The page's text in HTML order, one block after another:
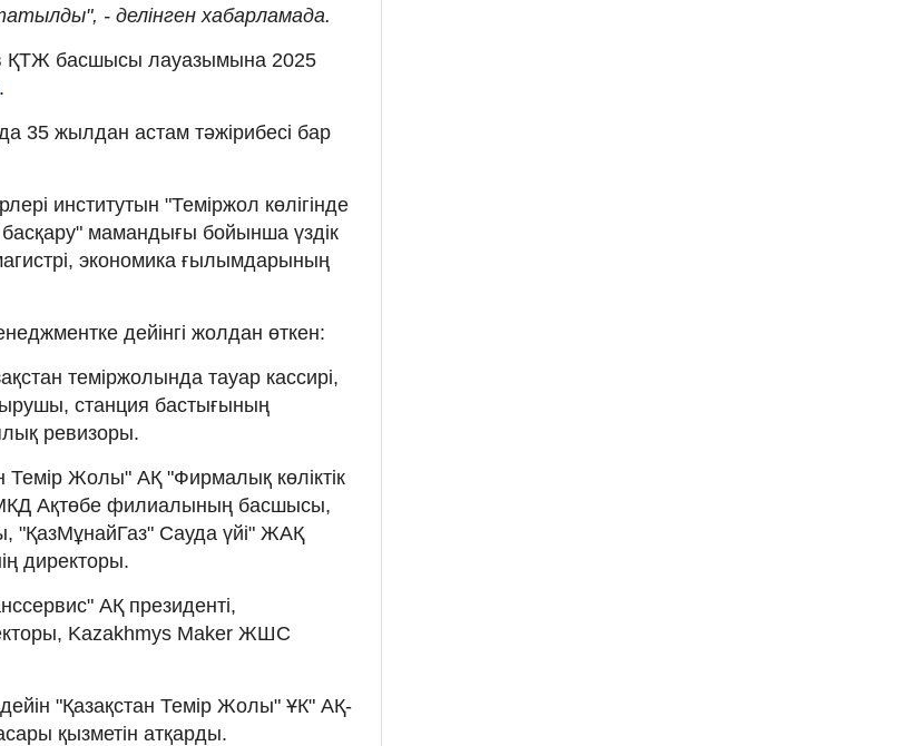
- делінген хабарламада.
ҚТЖ басшысы лауазымына 2025
.
35 жылдан астам тәжірибесі бар
институтын "Теміржол көлігінде
мамандығы бойынша үздік
экономика ғылымдарының
дейінгі жолдан өткен:
теміржолында тауар кассирі,
станция бастығының
ревизоры.
Жолы" АҚ "Фирмалық көліктік
Ақтөбе филиалының басшысы,
"ҚазМұнайГаз" Сауда үйі" ЖАҚ
директоры.
АҚ президенті,
Kazakhmys Maker ЖШС
"Қазақстан Темір Жолы" ҰК" АҚ-
қызметін атқарды.